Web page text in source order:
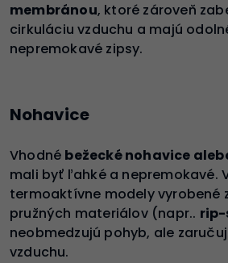
membránou, ktoré zároveň
cirkuláciu vzduchu a majú
nepremokavé zipsy.
Nohavice
Vhodné bežecké nohavice
mali byť ľahké a nepremokavé.
termoaktívne modely vyrobené
pružných materiálov (napr..
neobmedzujú pohyb, ale
vzduchu.